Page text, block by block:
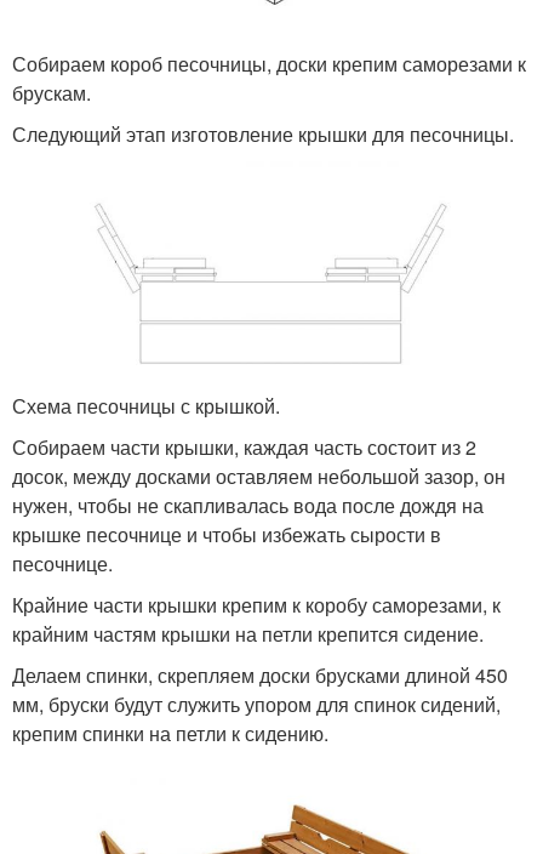
Собираем короб песочницы, доски крепим саморезами к
брускам.
Следующий этап изготовление крышки для песочницы.
Схема песочницы с крышкой.
Собираем части крышки, каждая часть состоит из 2
досок, между досками оставляем небольшой зазор, он
нужен, чтобы не скапливалась вода после дождя на
крышке песочнице и чтобы избежать сырости в
песочнице.
Крайние части крышки крепим к коробу саморезами, к
крайним частям крышки на петли крепится сидение.
Делаем спинки, скрепляем доски брусками длиной 450
мм, бруски будут служить упором для спинок сидений,
крепим спинки на петли к сидению.